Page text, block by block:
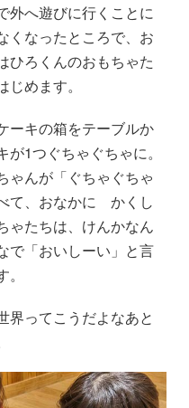
外へ遊びに行くことに
くなったところで、お
ひろくんのおもちゃた
めます。
ーキの箱をテーブルか
1つぐちゃぐちゃに。
ゃんが「ぐちゃぐちゃ
、おなかに かくし
ゃたちは、けんかなん
で「おいしーい」と言
界ってこうだよなあと